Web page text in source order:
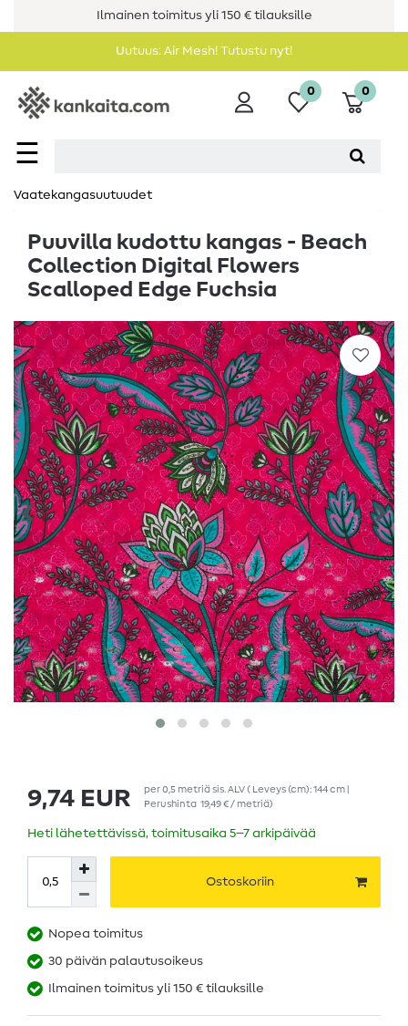
Ilmainen toimitus yli 150 € tilauksille
Uutuus: Air Mesh! Tutustu nyt!
☰
0 0
Vaatekangasuutuudet
Puuvilla kudottu kangas - Beach
Collection Digital Flowers
Scalloped Edge Fuchsia
9,74 EUR per0,5 metriäsis. ALV( Leveys (cm): 144 cm |
Perushinta 19,49 € / metriä)
Heti lähetettävissä, toimitusaika 5–7 arkipäivää
Ostoskoriin
Nopea toimitus
30 päivän palautusoikeus
Ilmainen toimitus yli 150 € tilauksille